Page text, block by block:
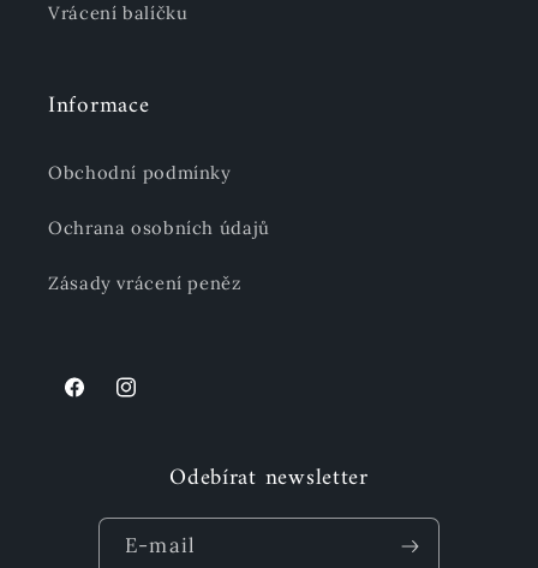
Vrácení balíčku
Informace
Obchodní podmínky
Ochrana osobních údajů
Zásady vrácení peněz
FacebookInstagram
Odebírat newsletter
E-mail